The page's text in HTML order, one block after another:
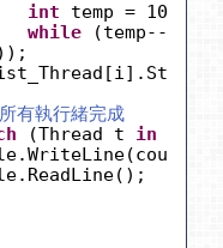
int
temp = 10000;
while
(temp-- >
有執行緒完成
(Thread t in